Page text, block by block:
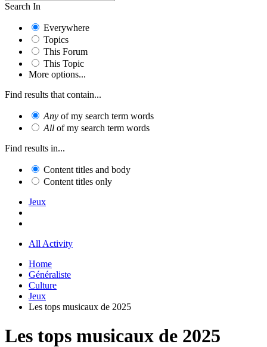
Search In
Everywhere
Topics
This Forum
This Topic
More options...
Find results that contain...
Any of my search term words
All of my search term words
Find results in...
Content titles and body
Content titles only
Jeux
All Activity
Home
Généraliste
Culture
Jeux
Les tops musicaux de 2025
Les tops musicaux de 2025